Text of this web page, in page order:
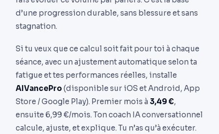
d’une progression durable, sans blessure et sans
stagnation.
Si tu veux que ce calcul soit fait pour toi à chaque
séance, avec un ajustement automatique selon ta
fatigue et tes performances réelles, installe
AIVancePro (disponible sur iOS et Android, App
Store / Google Play). Premier mois à 3,49 €,
ensuite 6,99 €/mois. Ton coach IA conversationnel
calcule, ajuste, et explique. Tu n’as qu’à exécuter.